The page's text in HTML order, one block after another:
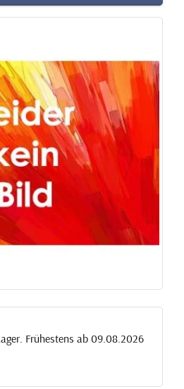
Frühestens ab 09.08.2026